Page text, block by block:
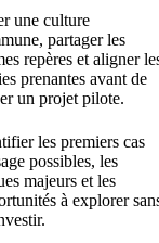
une culture
partager les
repères et aligner
prenantes avant de
un projet pilote.
les premiers cas
possibles, les
majeurs et les
à explorer